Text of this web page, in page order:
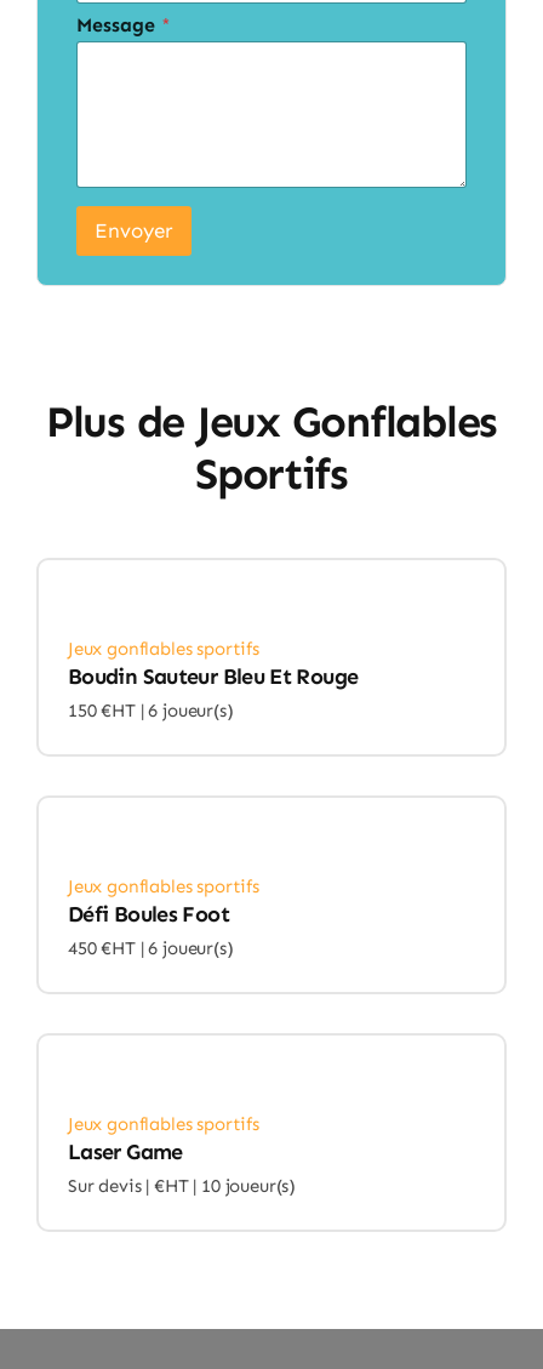
Message *
Envoyer
Plus de Jeux Gonflables
Sportifs
Jeux gonflables sportifs
Boudin Sauteur Bleu Et Rouge
150 €HT | 6 joueur(s)
Jeux gonflables sportifs
Défi Boules Foot
450 €HT | 6 joueur(s)
Jeux gonflables sportifs
Laser Game
Sur devis | €HT | 10 joueur(s)